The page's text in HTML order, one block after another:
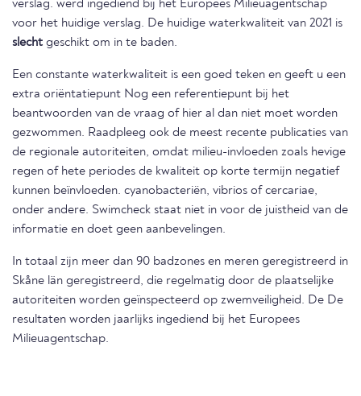
verslag. werd ingediend bij het Europees Milieuagentschap
voor het huidige verslag. De huidige waterkwaliteit van 2021 is
slecht geschikt om in te baden.
Een constante waterkwaliteit is een goed teken en geeft u een
extra oriëntatiepunt Nog een referentiepunt bij het
beantwoorden van de vraag of hier al dan niet moet worden
gezwommen. Raadpleeg ook de meest recente publicaties van
de regionale autoriteiten, omdat milieu-invloeden zoals hevige
regen of hete periodes de kwaliteit op korte termijn negatief
kunnen beïnvloeden. cyanobacteriën, vibrios of cercariae,
onder andere. Swimcheck staat niet in voor de juistheid van de
informatie en doet geen aanbevelingen.
In totaal zijn meer dan 90 badzones en meren geregistreerd in
Skåne län geregistreerd, die regelmatig door de plaatselijke
autoriteiten worden geïnspecteerd op zwemveiligheid. De De
resultaten worden jaarlijks ingediend bij het Europees
Milieuagentschap.